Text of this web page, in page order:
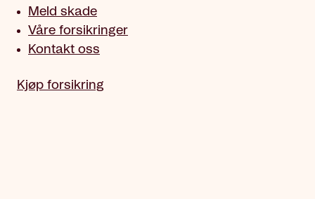
Meld skade
Våre forsikringer
Kontakt oss
Kjøp forsikring